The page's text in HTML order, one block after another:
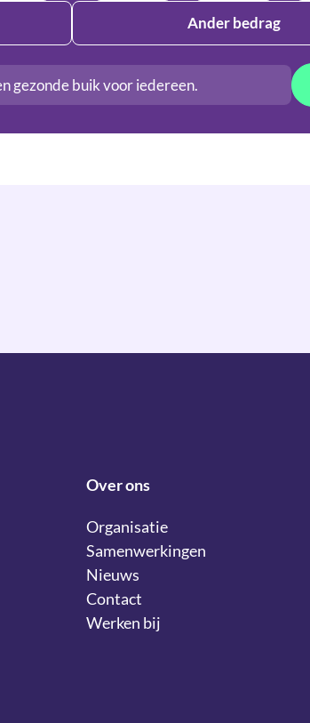
Ander bedrag
gezonde buik voor iedereen.
Over ons
Organisatie
Samenwerkingen
Nieuws
Contact
Werken bij